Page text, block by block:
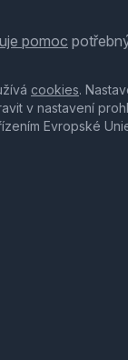
pomoc
cookies.
v nastavení
Evropské